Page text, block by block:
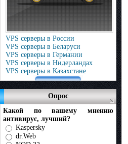
VPS серверы в России
VPS серверы в Беларуси
VPS серверы в Германии
VPS серверы в Нидерландах
VPS серверы в Казахстане
Опрос
Какой по вашему мнению
антивирус, лучший?
Kaspersky
dr.Web